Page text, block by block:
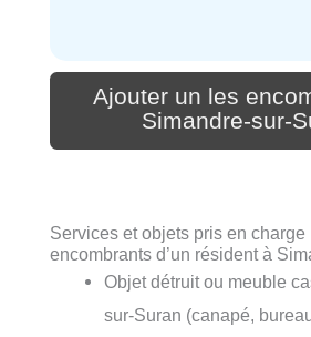
Ajouter un les
Simandre-sur-
Services et objets pris en charge
encombrants d’un résident à
Objet détruit ou meuble
sur-Suran (canapé,